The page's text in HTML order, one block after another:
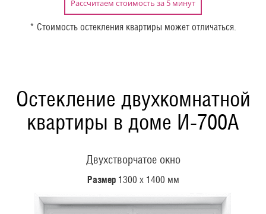
Рассчитаем стоимость за 5 минут
* Стоимость остекления квартиры может отличаться.
Остекление двухкомнатной
квартиры в доме И-700А
Двухстворчатое окно
Размер1300 х 1400 мм